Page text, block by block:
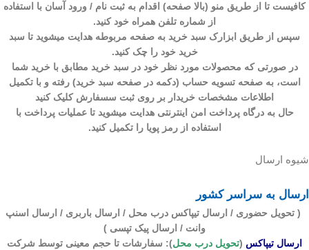
کافیست تا از طریق منو (بالا صفحه) اقدام به ثبت نام / ورود آسان با استفاده
از شماره تلفن همراه خود کنید.
سپس از طریق ابزارک سبد خرید به صفحه مربوطه هدایت میشوید تا سبد
خرید خود را چک کنید.
در صورتی که محصولات مورد نظر خود در سبد خرید مطابق با خرید شما
است، به صفحه تسویه حساب (دکمه در صفحه سبد خرید) رفته و با تکمیل
اطلاعات مشخصات خریدار بر روی ثبت سسفارش کلیک کنید
حال به درگاه پرداخت امن اینترنتی هدایت میشوید تا عملیات پرداخت با
استفاده از رمز پویا را تکمیل کنید.
شیوه ارسال
ارسال به سراسر کشور
( تحویل حضوری / ارسال تیپاکس درب محل / ارسال باربری / ارسال اسنپ
وانت / ارسال پیک تپسی )
ارسال تیپاکس (تحویل درب محل): سفارشات تا حجم معینی توسط شرکت